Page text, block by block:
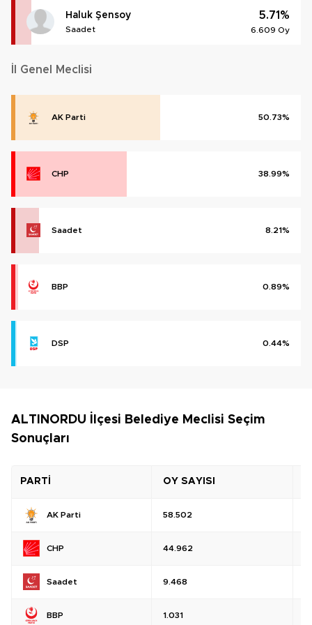
Haluk Şensoy
Saadet
5.71%
6.609 Oy
İl Genel Meclisi
AK Parti 50.73%
CHP 38.99%
Saadet 8.21%
BBP 0.89%
DSP 0.44%
ALTINORDU İlçesi Belediye Meclisi Seçim
Sonuçları
PARTİ OY SAYISI
AK Parti 58.502
CHP 44.962
Saadet 9.468
BBP 1.031